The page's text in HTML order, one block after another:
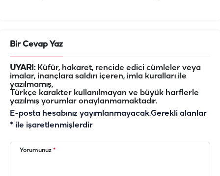
Bir Cevap Yaz
UYARI:Küfür, hakaret, rencide edici cümleler veya
imalar, inançlara saldırı içeren, imla kuralları ile
yazılmamış,
Türkçe karakter kullanılmayan ve büyük harflerle
yazılmış yorumlar onaylanmamaktadır.
E-posta hesabınız yayımlanmayacak.Gerekli alanlar
* ile işaretlenmişlerdir
Yorumunuz *